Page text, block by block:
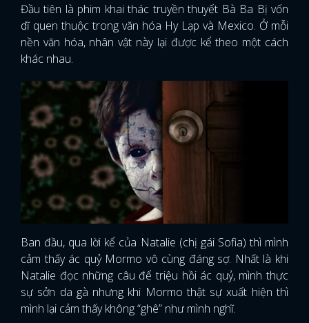
Đầu tiên là phim khai thác truyền thuyết Bà Ba Bị vốn
dĩ quen thuộc trong văn hóa Hy Lạp và Mexico. Ở mỗi
nền văn hóa, nhân vật này lại được kể theo một cách
khác nhau.
Ban đầu, qua lời kể của Natalie (chị gái Sofia) thì mình
cảm thấy ác quỷ Mormo vô cùng đáng sợ. Nhất là khi
Natalie đọc những câu để triệu hồi ác quỷ, mình thực
sự sởn da gà nhưng khi Mormo thật sự xuất hiện thì
mình lại cảm thấy không “ghê” như mình nghĩ.